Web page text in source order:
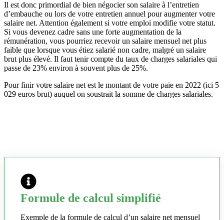
Il est donc primordial de bien négocier son salaire à l’entretien
d’embauche ou lors de votre entretien annuel pour augmenter votre
salaire net. Attention également si votre emploi modifie votre statut.
Si vous devenez cadre sans une forte augmentation de la
rémunération, vous pourriez recevoir un salaire mensuel net plus
faible que lorsque vous étiez salarié non cadre, malgré un salaire
brut plus élevé. Il faut tenir compte du taux de charges salariales qui
passe de 23% environ à souvent plus de 25%.
Pour finir votre salaire net est le montant de votre paie en 2022 (ici 5
029 euros brut) auquel on soustrait la somme de charges salariales.
Formule de calcul simplifié
Exemple de la formule de calcul d’un salaire net mensuel